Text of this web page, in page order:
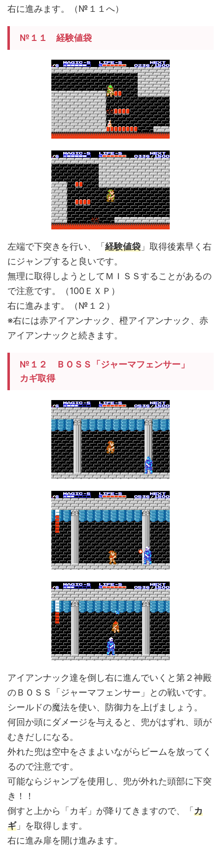
右に進みます。（№１１へ）
№１１ 経験値袋
左端で下突きを行い、「 経験値袋 」取得後素早く右
にジャンプすると良いです。
無理に取得しようとしてＭＩＳＳすることがあるの
で注意です。（100ＥＸＰ）
右に進みます。（№１２）
※右には赤アイアンナック、橙アイアンナック、赤
アイアンナックと続きます。
№１２ ＢＯＳＳ「 ジャーマフェンサー」
カギ取得
アイアンナック達を倒し右に進んでいくと第２神殿
のＢＯＳＳ「ジャーマフェンサー」との戦いです。
シールドの魔法を使い、防御力を上げましょう。
何回か頭にダメージを与えると、兜がはずれ、頭が
むきだしになる。
外れた兜は空中をさまよいながらビームを放ってく
るので注意です。
可能ならジャンプを使用し、兜が外れた頭部に下突
き！！
倒すと上から「カギ」が降りてきますので、「 カ
ギ」を取得します。
右に進み扉を開け進みます。